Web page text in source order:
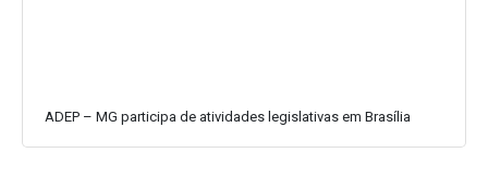
ADEP – MG participa de atividades legislativas em Brasília